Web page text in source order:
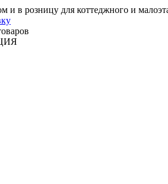
и в розницу для коттеджного и